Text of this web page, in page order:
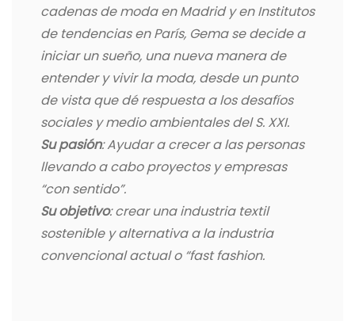
cadenas de moda en Madrid y en Institutos
de tendencias en París, Gema se decide a
iniciar un sueño, una nueva manera de
entender y vivir la moda, desde un punto
de vista que dé respuesta a los desafíos
sociales y medio ambientales del S. XXI.
Su pasión: Ayudar a crecer a las personas
llevando a cabo proyectos y empresas
“con sentido”.
Su objetivo: crear una industria textil
sostenible y alternativa a la industria
convencional actual o “fast fashion.